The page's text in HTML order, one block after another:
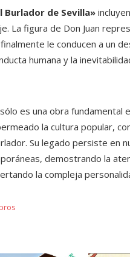
Burlador de Sevilla»
La figura de Don Juan
le conducen a un
humana y la
es una obra fundamental
la cultura popular,
Su legado persiste en
demostrando la
la compleja